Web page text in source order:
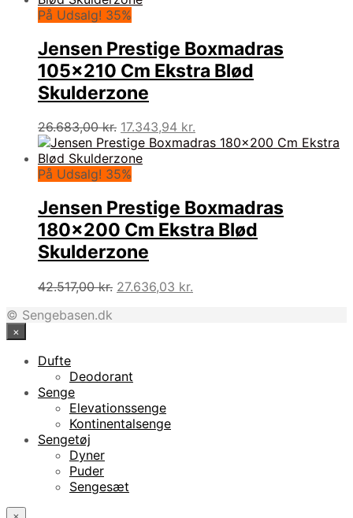
På Udsalg! 35%
Jensen Prestige Boxmadras
105×210 Cm Ekstra Blød
Skulderzone
26.683,00kr. Den
oprindelige
pris
var:
17.343,94 kr.
aktuelle
På Udsalg! 35%
Jensen Prestige Boxmadras
180×200 Cm Ekstra Blød
Skulderzone
42.517,00kr. Den
27.636,03 kr.
© Sengebasen.dk
×
Dufte
Deodorant
Senge
Elevationssenge
Kontinentalsenge
Sengetøj
Dyner
Puder
Sengesæt
×